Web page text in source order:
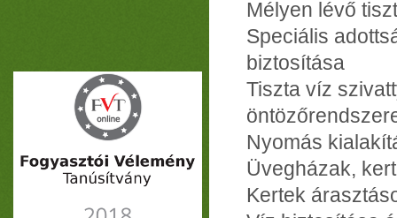
Mélyen lévő
Speciális
biztosítása
Tiszta víz
Nyomás
Üvegházak,
Kertek